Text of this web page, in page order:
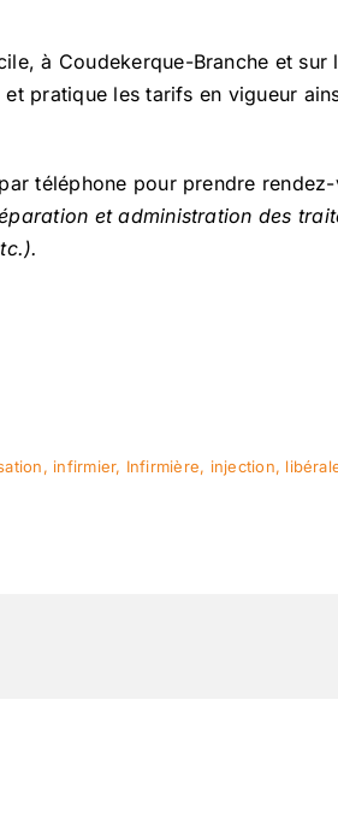
à Coudekerque-Branche et sur
pratique les tarifs en vigueur
téléphone pour prendre
et administration des
, infirmier, Infirmière, injection,